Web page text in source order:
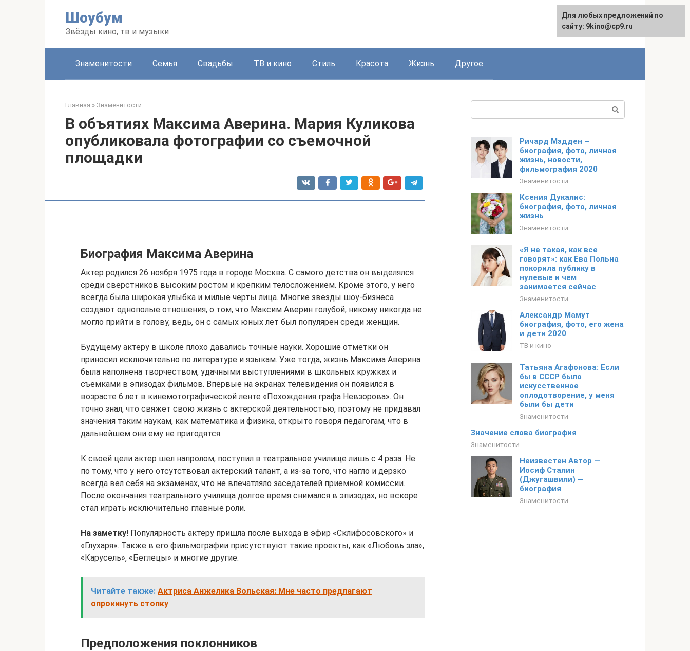
Шоубум
Звёзды кино, тв и музыки
English
Знаменитости Семья Свадьбы ТВ и кино Стиль Красота Жизнь Другое
Главная » Знаменитости
В объятиях Максима Аверина. Мария Куликова
опубликовала фотографии со съемочной
площадки
Биография Максима Аверина
Актер родился 26 ноября 1975 года в городе Москва. С самого детства он выделялся
среди сверстников высоким ростом и крепким телосложением. Кроме этого, у него
всегда была широкая улыбка и милые черты лица. Многие звезды шоу-бизнеса
создают однополые отношения, о том, что Максим Аверин голубой, никому никогда не
могло прийти в голову, ведь, он с самых юных лет был популярен среди женщин.
Будущему актеру в школе плохо давались точные науки. Хорошие отметки он
приносил исключительно по литературе и языкам. Уже тогда, жизнь Максима Аверина
была наполнена творчеством, удачными выступлениями в школьных кружках и
съемками в эпизодах фильмов. Впервые на экранах телевидения он появился в
возрасте 6 лет в кинемотографической ленте «Похождения графа Невзорова». Он
точно знал, что свяжет свою жизнь с актерской деятельностью, поэтому не придавал
значения таким наукам, как математика и физика, открыто говоря педагогам, что в
дальнейшем они ему не пригодятся.
К своей цели актер шел напролом, поступил в театральное училище лишь с 4 раза. Не
по тому, что у него отсутствовал актерский талант, а из-за того, что нагло и дерзко
всегда вел себя на экзаменах, что не впечатляло заседателей приемной комиссии.
После окончания театрального училища долгое время снимался в эпизодах, но вскоре
стал играть исключительно главные роли.
На заметку! Популярность актеру пришла после выхода в эфир «Склифосовского» и
«Глухаря». Также в его фильмографии присутствуют такие проекты, как «Любовь зла»,
«Карусель», «Беглецы» и многие другие.
Читайте также: Актриса Анжелика Вольская: Мне часто предлагают
опрокинуть стопку
Предположения поклонников
Ричард Мэдден –
биография, фото, личная
жизнь, новости,
фильмография 2020
Знаменитости
Ксения Дукалис:
биография, фото, личная
жизнь
Знаменитости
«Я не такая, как все
говорят»: как Ева Польна
покорила публику в
нулевые и чем
занимается сейчас
Знаменитости
Александр Мамут
биография, фото, его жена
и дети 2020
ТВ и кино
Татьяна Агафонова: Если
бы в СССР было
искусственное
оплодотворение, у меня
были бы дети
Знаменитости
Значение слова биография
Знаменитости
Неизвестен Автор —
Иосиф Сталин
(Джугашвили) —
биография
Знаменитости
Для любых предложений по
сайту: 9kino@cp9.ru